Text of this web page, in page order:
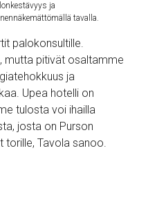
ja
tavalla.
palokonsultille.
mutta pitivät osaltamme
ja
Upea hotelli on
tulosta voi ihailla
josta on Purson
torille, Tavola sanoo.